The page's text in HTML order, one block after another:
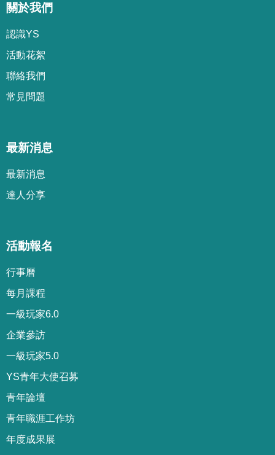
關於我們
認識YS
活動花絮
聯絡我們
常見問題
最新消息
最新消息
達人分享
活動報名
行事曆
每月課程
一級玩家6.0
企業參訪
一級玩家5.0
YS青年大使召募
青年論壇
青年職涯工作坊
年度成果展